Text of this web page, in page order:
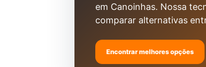
em Canoinhas. Nossa
comparar alternativas
Encontrar melhores opções